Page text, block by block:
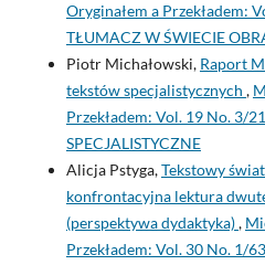
Oryginałem a Przekładem:
TŁUMACZ W ŚWIECIE
Piotr Michałowski, Raport
tekstów specjalistycznych ,
Przekładem: Vol. 19 No. 3/
SPECJALISTYCZNE
Alicja Pstyga,Tekstowy
konfrontacyjna lektura
(perspektywa dydaktyka),
Przekładem: Vol. 30 No. 1/